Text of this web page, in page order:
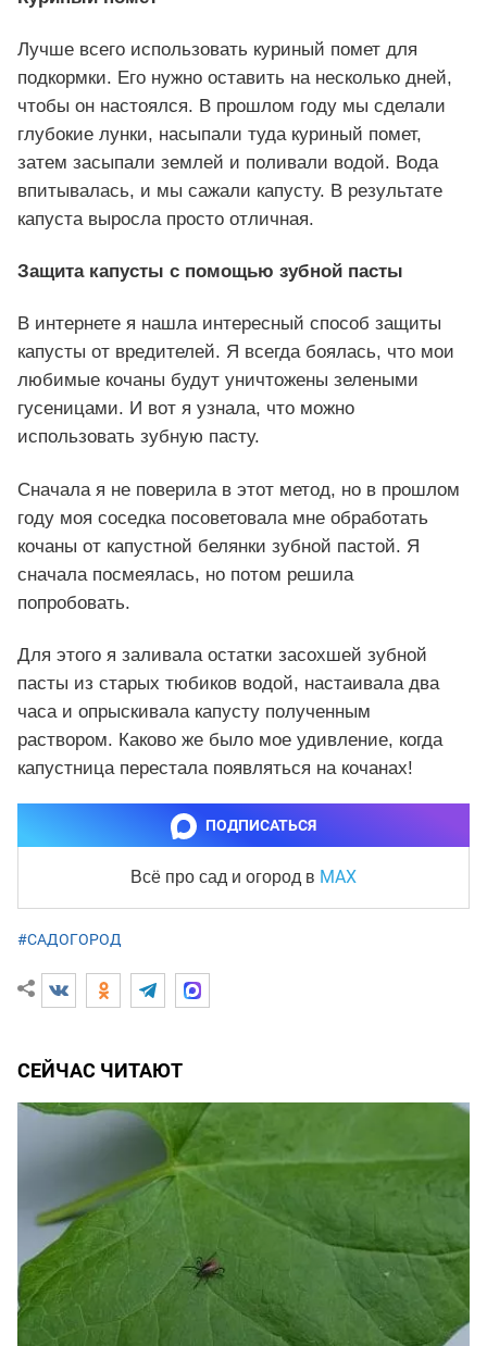
Лучше всего использовать куриный помет для
подкормки. Его нужно оставить на несколько дней,
чтобы он настоялся. В прошлом году мы сделали
глубокие лунки, насыпали туда куриный помет,
затем засыпали землей и поливали водой. Вода
впитывалась, и мы сажали капусту. В результате
капуста выросла просто отличная.
Защита капусты с помощью зубной пасты
В интернете я нашла интересный способ защиты
капусты от вредителей. Я всегда боялась, что мои
любимые кочаны будут уничтожены зелеными
гусеницами. И вот я узнала, что можно
использовать зубную пасту.
Сначала я не поверила в этот метод, но в прошлом
году моя соседка посоветовала мне обработать
кочаны от капустной белянки зубной пастой. Я
сначала посмеялась, но потом решила
попробовать.
Для этого я заливала остатки засохшей зубной
пасты из старых тюбиков водой, настаивала два
часа и опрыскивала капусту полученным
раствором. Каково же было мое удивление, когда
капустница перестала появляться на кочанах!
ПОДПИСАТЬСЯ
Всё про сад и огород в MAX
#САДОГОРОД
СЕЙЧАС ЧИТАЮТ